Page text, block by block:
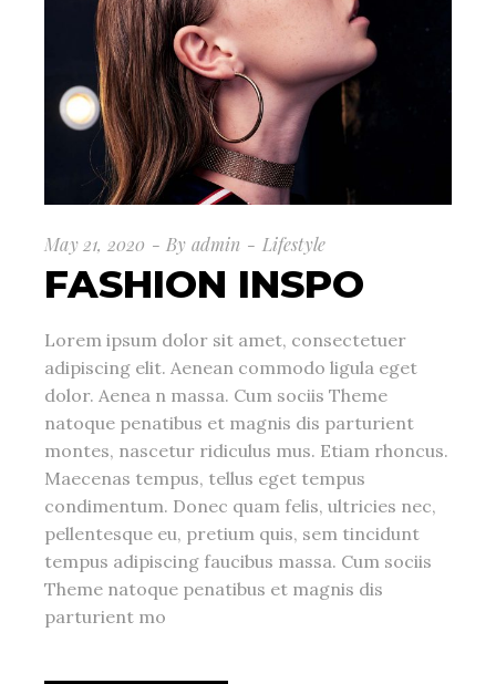
May 21, 2020 By admin Lifestyle
FASHION INSPO
Lorem ipsum dolor sit amet, consectetuer
adipiscing elit. Aenean commodo ligula eget
dolor. Aenea n massa. Cum sociis Theme
natoque penatibus et magnis dis parturient
montes, nascetur ridiculus mus. Etiam rhoncus.
Maecenas tempus, tellus eget tempus
condimentum. Donec quam felis, ultricies nec,
pellentesque eu, pretium quis, sem tincidunt
tempus adipiscing faucibus massa. Cum sociis
Theme natoque penatibus et magnis dis
parturient mo